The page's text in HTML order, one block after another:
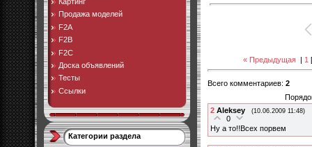
Продажа моделей
F2A
F2B
F2C
Доска объявлений
Тесты
Ссылки
Категории раздела
« Предыдущая| 1 [
Всего комментариев: 2
2 Aleksey (10.06.2009 11:48)
0
Ну а то!!Всех порвем